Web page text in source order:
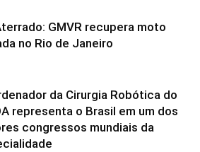
GMVR recupera moto
no Rio de Janeiro
da Cirurgia Robótica do
representa o Brasil em um dos
congressos mundiais da